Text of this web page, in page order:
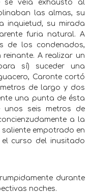
se veía exhausto al
las almas, su
inquietud, su mirada
furia natural. A
de los condenados,
A realizar un
sí) suceder una
Caronte cortó
de largo y dos
una punta de ésta
seis metros de
a la
empotrado en
curso del inusitado
durante
noches.